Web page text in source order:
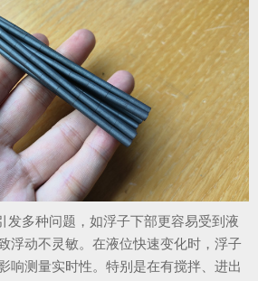
发多种问题，如浮子下部更容易受到液
浮动不灵敏。在液位快速变化时，浮子
响测量实时性。特别是在有搅拌、进出